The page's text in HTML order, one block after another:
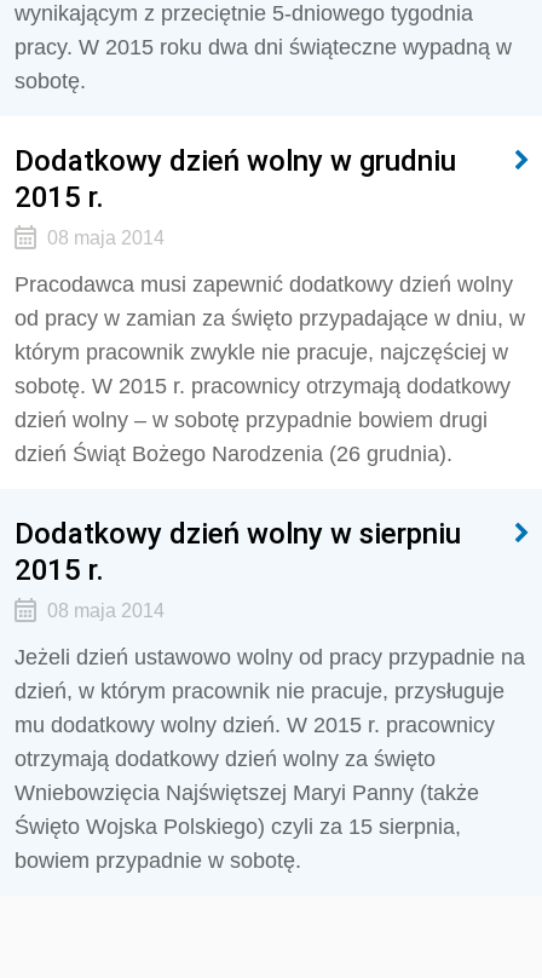
wynikającym z przeciętnie 5-dniowego tygodnia
pracy. W 2015 roku dwa dni świąteczne wypadną w
sobotę.
Dodatkowy dzień wolny w grudniu
2015 r.
08 maja 2014
Pracodawca musi zapewnić dodatkowy dzień wolny
od pracy w zamian za święto przypadające w dniu, w
którym pracownik zwykle nie pracuje, najczęściej w
sobotę. W 2015 r. pracownicy otrzymają dodatkowy
dzień wolny – w sobotę przypadnie bowiem drugi
dzień Świąt Bożego Narodzenia (26 grudnia).
Dodatkowy dzień wolny w sierpniu
2015 r.
08 maja 2014
Jeżeli dzień ustawowo wolny od pracy przypadnie na
dzień, w którym pracownik nie pracuje, przysługuje
mu dodatkowy wolny dzień. W 2015 r. pracownicy
otrzymają dodatkowy dzień wolny za święto
Wniebowzięcia Najświętszej Maryi Panny (także
Święto Wojska Polskiego) czyli za 15 sierpnia,
bowiem przypadnie w sobotę.